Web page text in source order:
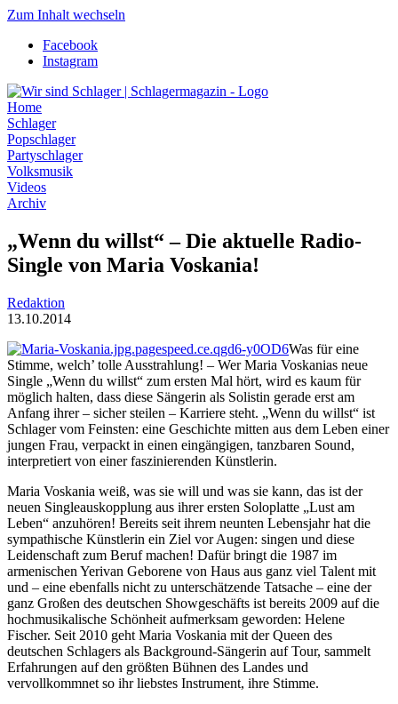
Zum Inhalt wechseln
Facebook
Instagram
Home
Schlager
Popschlager
Partyschlager
Volksmusik
Videos
Archiv
„Wenn du willst“ – Die aktuelle Radio-
Single von Maria Voskania!
Redaktion
13.10.2014
Was für eine
Stimme, welch’ tolle Ausstrahlung! – Wer Maria Voskanias neue
Single „Wenn du willst“ zum ersten Mal hört, wird es kaum für
möglich halten, dass diese Sängerin als Solistin gerade erst am
Anfang ihrer – sicher steilen – Karriere steht. „Wenn du willst“ ist
Schlager vom Feinsten: eine Geschichte mitten aus dem Leben einer
jungen Frau, verpackt in einen eingängigen, tanzbaren Sound,
interpretiert von einer faszinierenden Künstlerin.
Maria Voskania weiß, was sie will und was sie kann, das ist der
neuen Singleauskopplung aus ihrer ersten Soloplatte „Lust am
Leben“ anzuhören! Bereits seit ihrem neunten Lebensjahr hat die
sympathische Künstlerin ein Ziel vor Augen: singen und diese
Leidenschaft zum Beruf machen! Dafür bringt die 1987 im
armenischen Yerivan Geborene von Haus aus ganz viel Talent mit
und – eine ebenfalls nicht zu unterschätzende Tatsache – eine der
ganz Großen des deutschen Showgeschäfts ist bereits 2009 auf die
hochmusikalische Schönheit aufmerksam geworden: Helene
Fischer. Seit 2010 geht Maria Voskania mit der Queen des
deutschen Schlagers als Background-Sängerin auf Tour, sammelt
Erfahrungen auf den größten Bühnen des Landes und
vervollkommnet so ihr liebstes Instrument, ihre Stimme.